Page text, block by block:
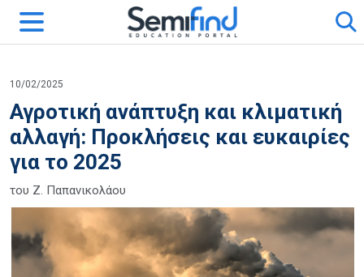
10/02/2025
Αγροτική ανάπτυξη και κλιματική
αλλαγή: Προκλήσεις και ευκαιρίες
για το 2025
του Ζ. Παπανικολάου